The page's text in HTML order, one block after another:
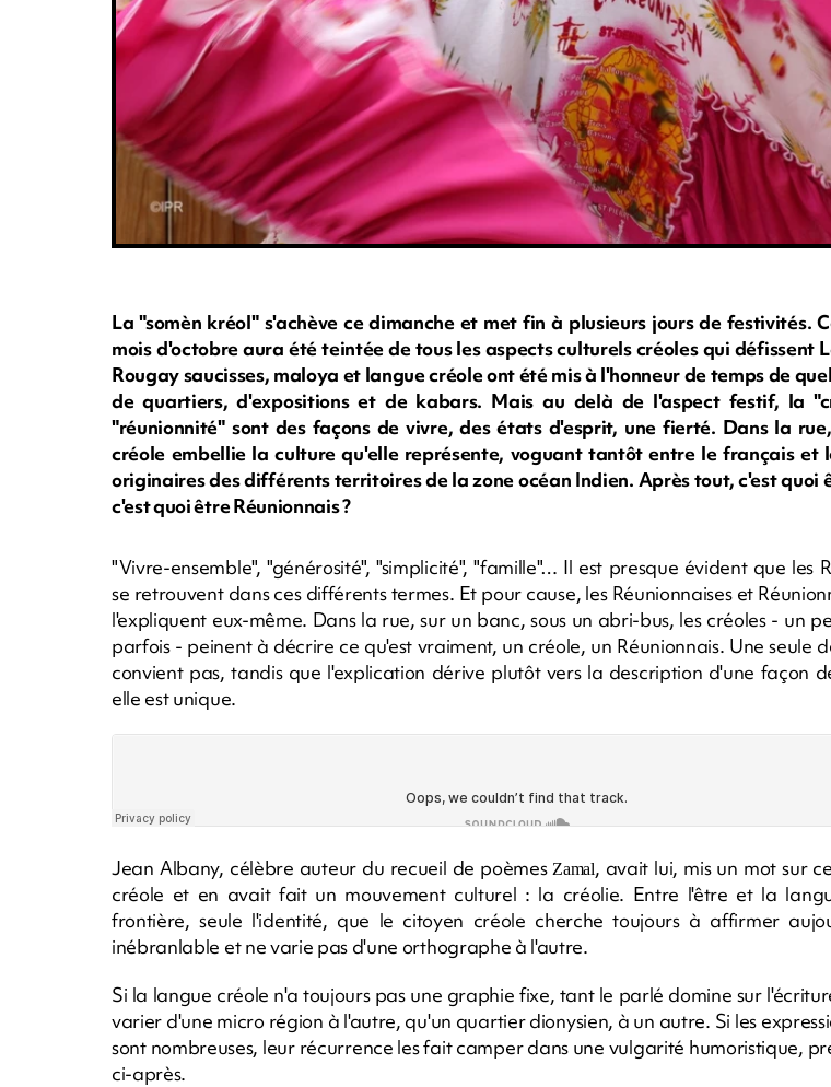
La "somèn kréol" s'achève ce dimanche et met fin à plusieurs jours de festivités.
mois d'octobre aura été teintée de tous les aspects culturels créoles qui défissent
Rougay saucisses, maloya et langue créole ont été mis à l'honneur de temps de
de quartiers, d'expositions et de kabars. Mais au delà de l'aspect festif, la
"réunionnité" sont des façons de vivre, des états d'esprit, une fierté. Dans la
créole embellie la culture qu'elle représente, voguant tantôt entre le français et
originaires des différents territoires de la zone océan Indien. Après tout, c'est quoi
c'est quoi être Réunionnais ?
"Vivre-ensemble", "générosité", "simplicité", "famille"… Il est presque évident que les
se retrouvent dans ces différents termes. Et pour cause, les Réunionnaises et
l'expliquent eux-même. Dans la rue, sur un banc, sous un abri-bus, les créoles - un
parfois - peinent à décrire ce qu'est vraiment, un créole, un Réunionnais. Une seule
convient pas, tandis que l'explication dérive plutôt vers la description d'une façon
elle est unique.
Jean Albany, célèbre auteur du recueil de poèmesZamal, avait lui, mis un mot sur
créole et en avait fait un mouvement culturel : la créolie. Entre l'être et la
frontière, seule l'identité, que le citoyen créole cherche toujours à affirmer
inébranlable et ne varie pas d'une orthographe à l'autre.
Si la langue créole n'a toujours pas une graphie fixe, tant le parlé domine sur
varier d'une micro région à l'autre, qu'un quartier dionysien, à un autre. Si les
sont nombreuses, leur récurrence les fait camper dans une vulgarité humoristique,
ci-après.